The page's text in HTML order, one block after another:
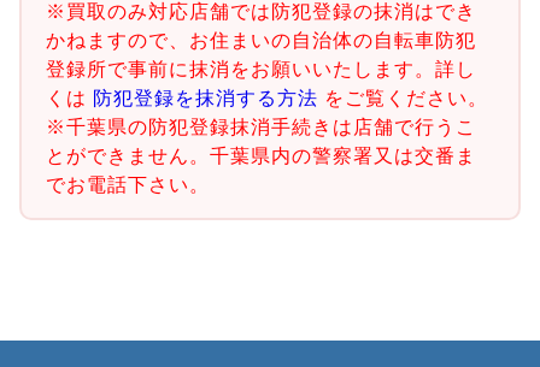
※買取のみ対応店舗では防犯登録の抹消はでき
かねますので、お住まいの自治体の自転車防犯
登録所で事前に抹消をお願いいたします。詳し
くは 防犯登録を抹消する方法 をご覧ください。
※千葉県の防犯登録抹消手続きは店舗で行うこ
とができません。千葉県内の警察署又は交番ま
でお電話下さい。